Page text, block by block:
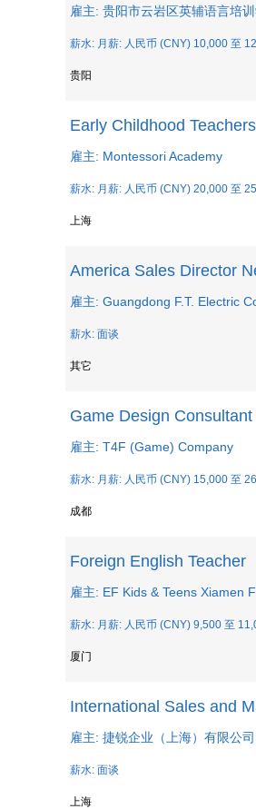
雇主: 贵阳市云岩区英辅语言培
薪水: 月薪: 人民币 (CNY) 10,000 至
贵阳
Early Childhood Teachers
雇主: Montessori Academy
薪水: 月薪: 人民币 (CNY) 20,000 至
上海
America Sales Director
雇主: Guangdong F.T. Electric
薪水: 面谈
其它
Game Design
雇主: T4F (Game) Company
薪水: 月薪: 人民币 (CNY) 15,000 至
成都
Foreign English Teacher
雇主: EF Kids & Teens Xiamen
薪水: 月薪: 人民币 (CNY) 9,500 至
厦门
International Sales and
雇主: 捷锐企业（上海）有限公司
薪水: 面谈
上海